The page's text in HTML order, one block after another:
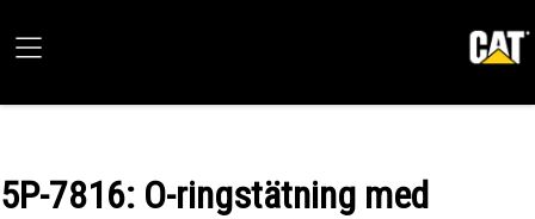
5P-7816: O-ringstätning med